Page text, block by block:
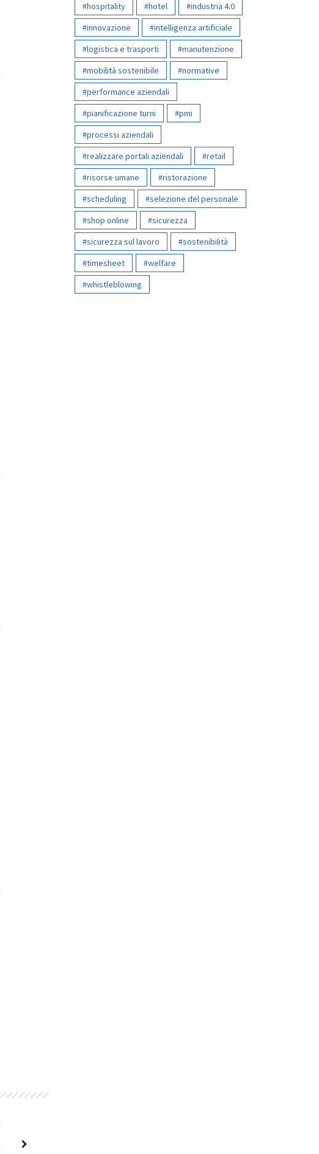
hospitality
hotel
industria 4.0
innovazione
intelligenza artificiale
logistica e trasporti
manutenzione
mobilità sostenibile
normative
performance aziendali
pianificazione turni
pmi
processi aziendali
realizzare portali aziendali
retail
risorse umane
ristorazione
scheduling
selezione del personale
shop online
sicurezza
sicurezza sul lavoro
sostenibilità
timesheet
welfare
whistleblowing